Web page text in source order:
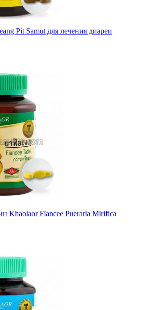
Pit Samut для лечения диареи
Khaolaor Fiancee Pueraria Mirifica